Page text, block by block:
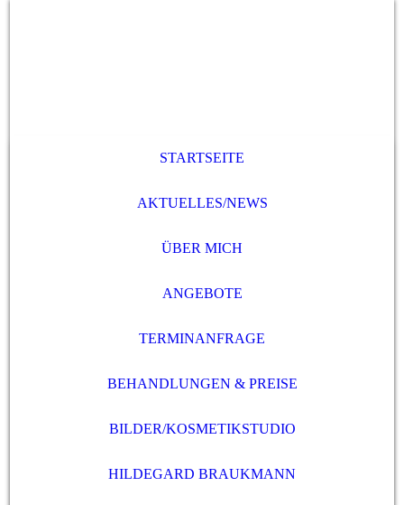
STARTSEITE
AKTUELLES/NEWS
ÜBER MICH
ANGEBOTE
TERMINANFRAGE
BEHANDLUNGEN & PREISE
BILDER/KOSMETIKSTUDIO
HILDEGARD BRAUKMANN